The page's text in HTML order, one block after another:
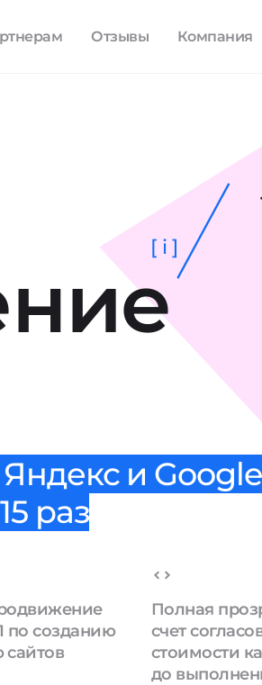
Отзывы Компания
[ i ]
и
раз
по созданию
Полная
счет
стоимости
до